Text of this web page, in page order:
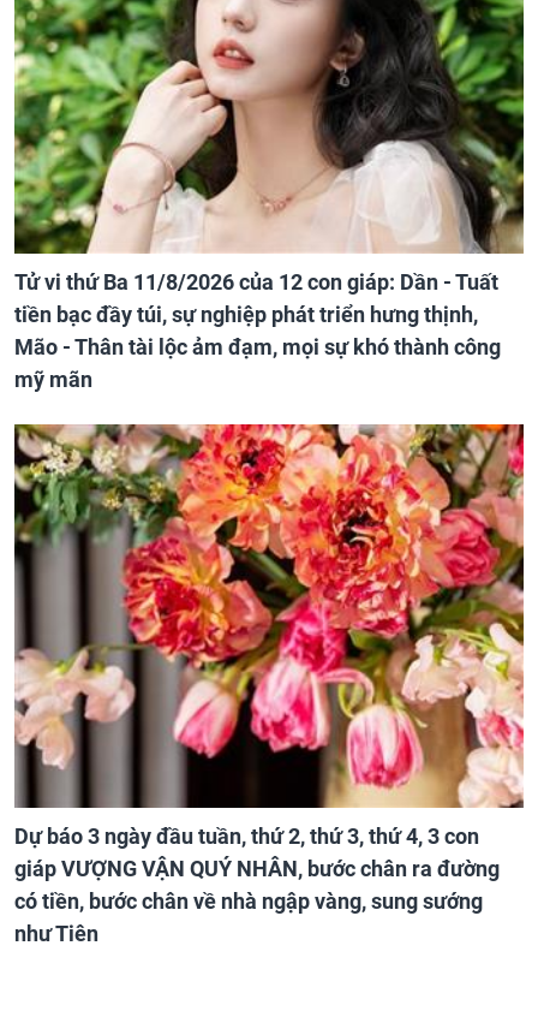
Tử vi thứ Ba 11/8/2026 của 12 con giáp: Dần - Tuất
tiền bạc đầy túi, sự nghiệp phát triển hưng thịnh,
Mão - Thân tài lộc ảm đạm, mọi sự khó thành công
mỹ mãn
Dự báo 3 ngày đầu tuần, thứ 2, thứ 3, thứ 4, 3 con
giáp VƯỢNG VẬN QUÝ NHÂN, bước chân ra đường
có tiền, bước chân về nhà ngập vàng, sung sướng
như Tiên